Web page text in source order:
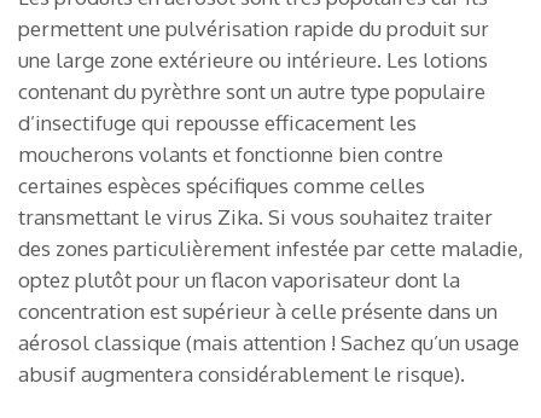
permettent une pulvérisation rapide du produit sur
une large zone extérieure ou intérieure. Les lotions
contenant du pyrèthre sont un autre type populaire
d’insectifuge qui repousse efficacement les
moucherons volants et fonctionne bien contre
certaines espèces spécifiques comme celles
transmettant le virus Zika. Si vous souhaitez traiter
des zones particulièrement infestée par cette maladie,
optez plutôt pour un flacon vaporisateur dont la
concentration est supérieur à celle présente dans un
aérosol classique (mais attention ! Sachez qu’un usage
abusif augmentera considérablement le risque).